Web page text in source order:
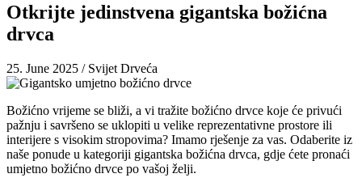
Otkrijte jedinstvena gigantska božićna
drvca
25. June 2025 / Svijet Drveća
Božićno vrijeme se bliži, a vi tražite božićno drvce koje će privući
pažnju i savršeno se uklopiti u velike reprezentativne prostore ili
interijere s visokim stropovima? Imamo rješenje za vas. Odaberite iz
naše ponude u kategoriji gigantska božićna drvca, gdje ćete pronaći
umjetno božićno drvce po vašoj želji.